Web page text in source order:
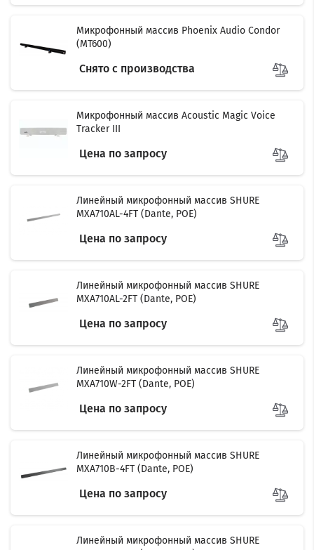
Микрофонный массив Phoenix Audio Condor
(MT600)
Снято с производства
Микрофонный массив Acoustic Magic Voice
Tracker III
Цена по запросу
Линейный микрофонный массив SHURE
MXA710AL-4FT (Dante, POE)
Цена по запросу
Линейный микрофонный массив SHURE
MXA710AL-2FT (Dante, POE)
Цена по запросу
Линейный микрофонный массив SHURE
MXA710W-2FT (Dante, POE)
Цена по запросу
Линейный микрофонный массив SHURE
MXA710B-4FT (Dante, POE)
Цена по запросу
Линейный микрофонный массив SHURE
Filter